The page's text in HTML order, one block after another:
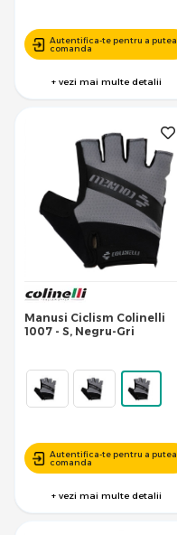
Autentifica-te pentru a putea
comanda
+ vezi mai multe detalii
Manusi Ciclism Colinelli
1007 - S, Negru-Gri
Autentifica-te pentru a putea
comanda
+ vezi mai multe detalii